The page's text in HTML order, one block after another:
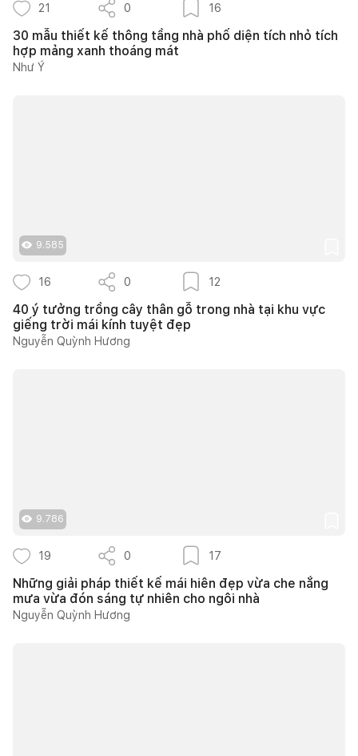
21 0 16
30 mẫu thiết kế thông tầng nhà phố diện tích nhỏ tích
hợp mảng xanh thoáng mát
Như Ý
9.585
16 0 12
40 ý tưởng trồng cây thân gỗ trong nhà tại khu vực
giếng trời mái kính tuyệt đẹp
Nguyễn Quỳnh Hương
9.786
19 0 17
Những giải pháp thiết kế mái hiên đẹp vừa che nắng
mưa vừa đón sáng tự nhiên cho ngôi nhà
Nguyễn Quỳnh Hương